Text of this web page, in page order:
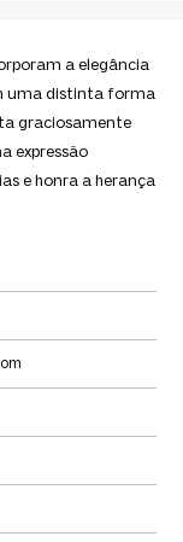
a elegância
uma distinta forma
graciosamente
expressão
e honra a herança